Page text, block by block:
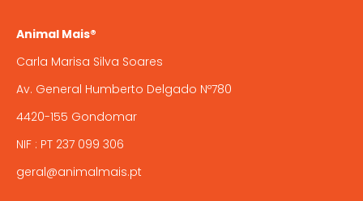
Animal Mais®
Carla Marisa Silva Soares
Av. General Humberto Delgado Nº780
4420-155 Gondomar
NIF : PT 237 099 306
geral@animalmais.pt